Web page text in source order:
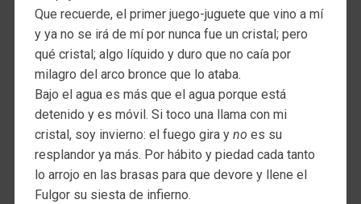
Que recuerde, el primer juego-juguete que vino a mí
y ya no se irá de mí por nunca fue un cristal; pero
qué cristal; algo líquido y duro que no caía por
milagro del arco bronce que lo ataba.
Bajo el agua es más que el agua porque está
detenido y es móvil. Si toco una llama con mi
cristal, soy invierno: el fuego gira y no es su
resplandor ya más. Por hábito y piedad cada tanto
lo arrojo en las brasas para que devore y llene el
Fulgor su siesta de infierno.